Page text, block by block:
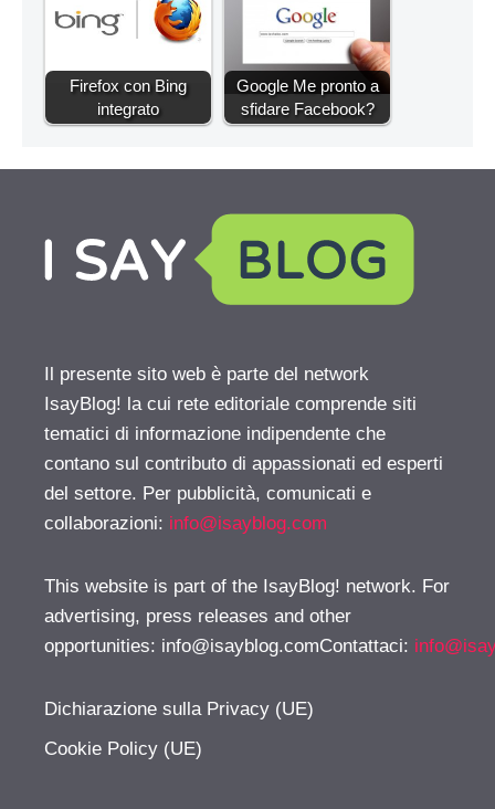
Firefox con Bing
integrato
Google Me pronto a
sfidare Facebook?
Il presente sito web è parte del network
IsayBlog! la cui rete editoriale comprende siti
tematici di informazione indipendente che
contano sul contributo di appassionati ed esperti
del settore. Per pubblicità, comunicati e
collaborazioni: info@isayblog.com
This website is part of the IsayBlog! network. For
advertising, press releases and other
opportunities: info@isayblog.comContattaci:
Dichiarazione sulla Privacy (UE)
Cookie Policy (UE)